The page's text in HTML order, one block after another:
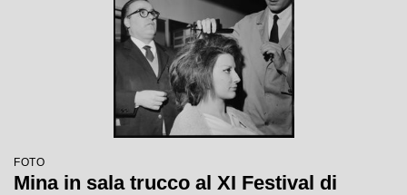
FOTO
Mina in sala trucco al XI Festival di